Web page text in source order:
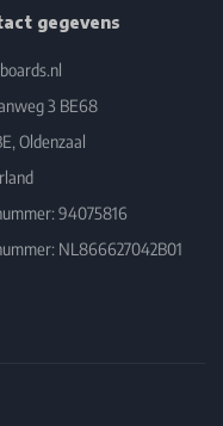
gegevens
3 BE68
Oldenzaal
94075816
NL866627042B01